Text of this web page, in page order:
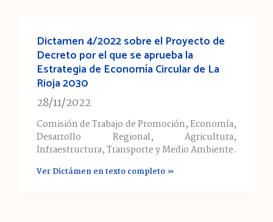
Dictamen 4/2022 sobre el Proyecto de
Decreto por el que se aprueba la
Estrategia de Economía Circular de La
Rioja 2030
28/11/2022
Comisión de Trabajo de Promoción, Economía,
Desarrollo Regional, Agricultura,
Infraestructura, Transporte y Medio Ambiente.
Ver Dictámen en texto completo »